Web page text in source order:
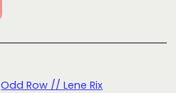
Odd Row // Lene Rix